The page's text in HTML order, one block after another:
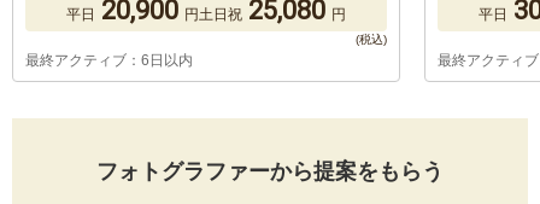
平日 20,900 円土日祝 25,080 円
最終アクティブ：6日以内
平日
最終アクティ
フォトグラファーから提案をもらう